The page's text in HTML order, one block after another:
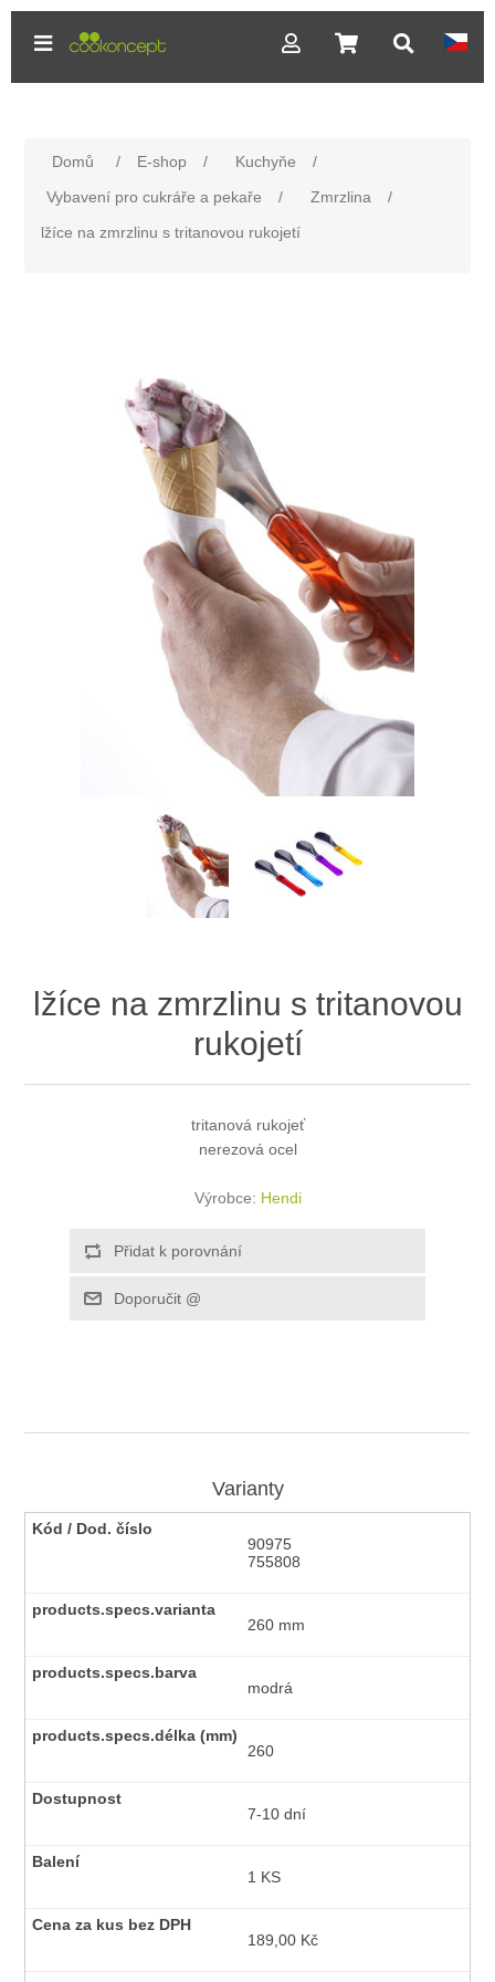
Domů / E-shop / Kuchyňe
/
Vybavení pro cukráře a pekaře
/ Zmrzlina
/
lžíce na zmrzlinu s tritanovou rukojetí
lžíce na zmrzlinu s tritanovou
rukojetí
tritanová rukojeť
nerezová ocel
Výrobce: Hendi
Varianty
90975
755808
260 mm
modrá
260
7-10 dní
1 KS
189,00 Kč